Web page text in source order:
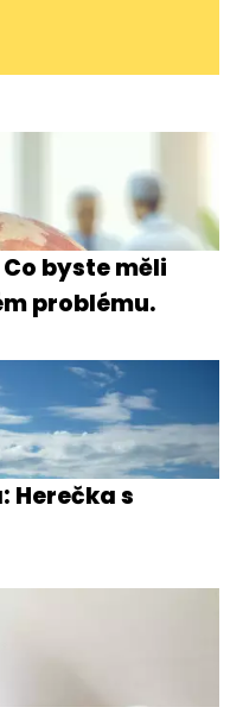
byste měli
problému.
Herečka s